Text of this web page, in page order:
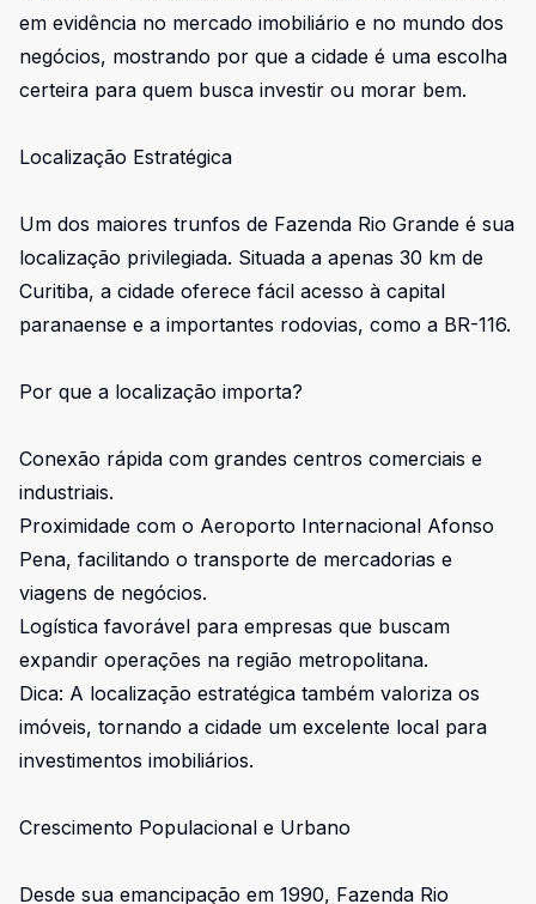
em evidência no mercado imobiliário e no mundo dos
negócios, mostrando por que a cidade é uma escolha
certeira para quem busca investir ou morar bem.
Localização Estratégica
Um dos maiores trunfos de Fazenda Rio Grande é sua
localização privilegiada. Situada a apenas 30 km de
Curitiba, a cidade oferece fácil acesso à capital
paranaense e a importantes rodovias, como a BR-116.
Por que a localização importa?
Conexão rápida com grandes centros comerciais e
industriais.
Proximidade com o Aeroporto Internacional Afonso
Pena, facilitando o transporte de mercadorias e
viagens de negócios.
Logística favorável para empresas que buscam
expandir operações na região metropolitana.
Dica: A localização estratégica também valoriza os
imóveis, tornando a cidade um excelente local para
investimentos imobiliários.
Crescimento Populacional e Urbano
Desde sua emancipação em 1990, Fazenda Rio